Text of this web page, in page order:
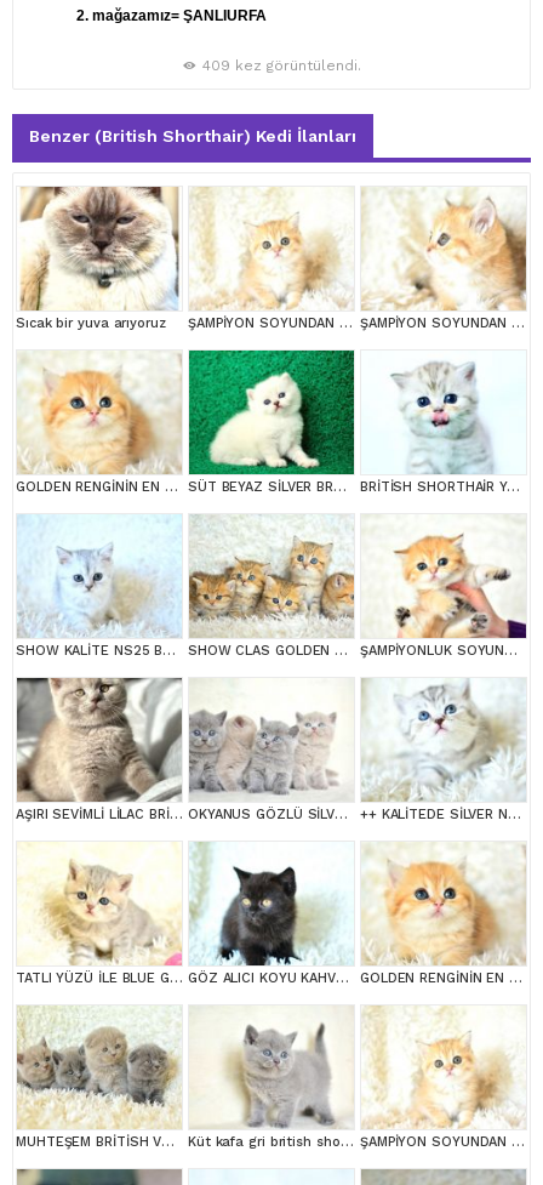
2. mağazamız= ŞANLIURFA
409 kez görüntülendi.
Benzer (British Shorthair) Kedi İlanları
Sıcak bir yuva arıyoruz ŞAMPİYON SOYUNDAN GOLDEN NY11 BRİTİSH SHORTHAİR YAVRUMUZ erkek ŞAMPİYON SOYUNDAN GOLDEN NY11 BRİTİSH SHORTHAİR YAVRUMUZ erkek
GOLDEN RENGİNİN EN GÜZEL TONU NY11 BRİTİSH SHORTHAİR SÜT BEYAZ SİLVER BRTİSH SHORTHAİR NS1133 BRİTİSH SHORTHAİR YAVRUMUZ
SHOW KALİTE NS25 BRİTİSH SHORTHAİR YAVRUMUZ DİŞİ SHOW CLAS GOLDEN BRİTİSH SHORTHAİR ŞAMPİYONLUK SOYUNDAN NY11 GOLDEN BRİTİSH SHORTHAİR
AŞIRI SEVİMLİ LİLAC BRİTİSH SHORTHAİR OKYANUS GÖZLÜ SİLVER POİNT BRİTİSH SHORTHAİR YAVRUMUZ ++ KALİTEDE SİLVER NS24 BRİTİSH SHORTHAİR
TATLI YÜZÜ İLE BLUE GOLDEN BRİTİSH SHORTHAİR GÖZ ALICI KOYU KAHVE RENGİ İLE BRİTİSH SHORTHAİR GOLDEN RENGİNİN EN GÜZEL TONU NY11 BRİTİSH SHORTHAİR
MUHTEŞEM BRİTİSH VE SCOTTİSH YAVRULAR Küt kafa gri british shorthair yavrularımız ŞAMPİYON SOYUNDAN GOLDEN NY11 BRİTİSH SHORTHAİR YAVRUMUZ erkek